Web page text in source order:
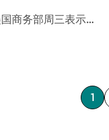
国商务部周三表示…
文
1